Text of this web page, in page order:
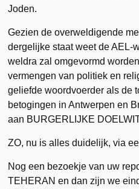
Joden.
Gezien de overweldigende
dergelijke staat weet de AEL-
weldra zal omgevormd
vermengen van politiek en
geliefde woordvoerder als de
betogingen in Antwerpen en
aan BURGERLIJKE
ZO, nu is alles duidelijk, via
Nog een bezoekje van uw
TEHERAN en dan zijn we